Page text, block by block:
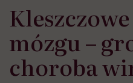
mózgu –
choroba